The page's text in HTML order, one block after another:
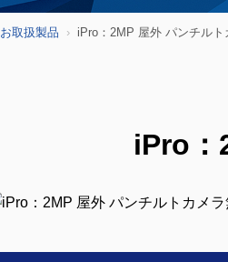
お取扱製品 iPro：2MP 屋外 パンチル
iPro：